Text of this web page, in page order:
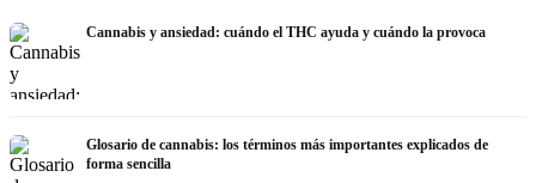
Cannabis y ansiedad: cuándo el THC ayuda y cuándo la provoca
Glosario de cannabis: los términos más importantes explicados de
forma sencilla